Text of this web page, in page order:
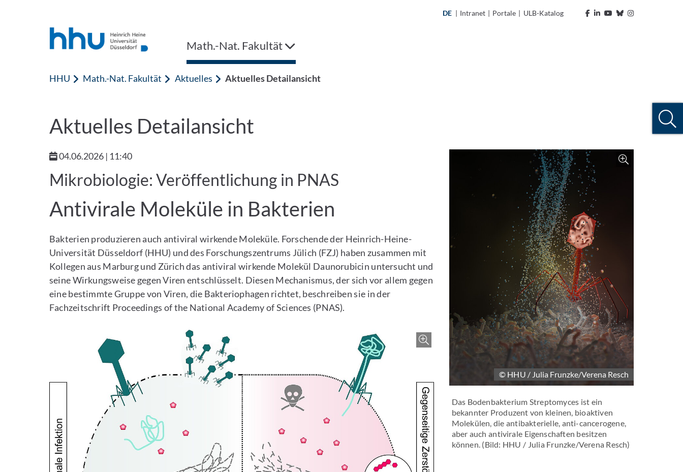
DE | Intranet | Portale | ULB-Katalog
Math.-Nat. Fakultät
HHU Math.-Nat. Fakultät Aktuelles Aktuelles Detailansicht
Aktuelles Detailansicht
04.06.2026 | 11:40
Mikrobiologie: Veröffentlichung in PNAS
Antivirale Moleküle in Bakterien
Bakterien produzieren auch antiviral wirkende Moleküle. Forschende der Heinrich-Heine-
Universität Düsseldorf (HHU) und des Forschungszentrums Jülich (FZJ) haben zusammen mit
Kollegen aus Marburg und Zürich das antiviral wirkende Molekül Daunorubicin untersucht und
seine Wirkungsweise gegen Viren entschlüsselt. Diesen Mechanismus, der sich vor allem gegen
eine bestimmte Gruppe von Viren, die Bakteriophagen richtet, beschreiben sie in der
Fachzeitschrift Proceedings of the National Academy of Sciences (PNAS).
Zoom
© HHU / Julia Frunzke/Verena Resch
Das Bodenbakterium Streptomyces ist ein
bekannter Produzent von kleinen, bioaktiven
Molekülen, die antibakterielle, anti-cancerogene,
aber auch antivirale Eigenschaften besitzen
können. (Bild: HHU / Julia Frunzke/Verena Resch)